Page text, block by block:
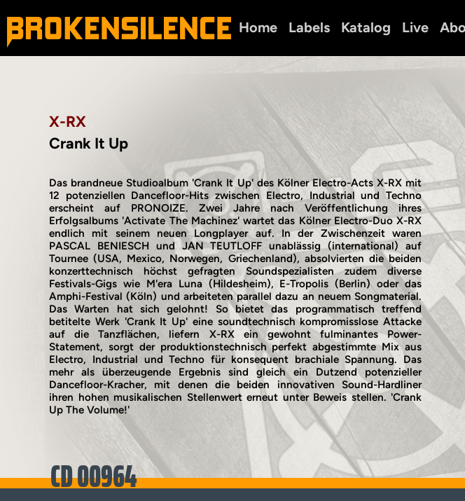
Home Labels Katalog Live
X-RX
Crank It Up
Das brandneue Studioalbum 'Crank It Up' des Kölner Electro-Acts X-RX mit
12 potenziellen Dancefloor-Hits zwischen Electro, Industrial und Techno
erscheint auf PRONOIZE. Zwei Jahre nach Veröffentlichung ihres
Erfolgsalbums 'Activate The Machinez' wartet das Kölner Electro-Duo X-RX
endlich mit seinem neuen Longplayer auf. In der Zwischenzeit waren
PASCAL BENIESCH und JAN TEUTLOFF unablässig (international) auf
Tournee (USA, Mexico, Norwegen, Griechenland), absolvierten die beiden
konzerttechnisch höchst gefragten Soundspezialisten zudem diverse
Festivals-Gigs wie M'era Luna (Hildesheim), E-Tropolis (Berlin) oder das
Amphi-Festival (Köln) und arbeiteten parallel dazu an neuem Songmaterial.
Das Warten hat sich gelohnt! So bietet das programmatisch treffend
betitelte Werk 'Crank It Up' eine soundtechnisch kompromisslose Attacke
auf die Tanzflächen, liefern X-RX ein gewohnt fulminantes Power-
Statement, sorgt der produktionstechnisch perfekt abgestimmte Mix aus
Electro, Industrial und Techno für konsequent brachiale Spannung. Das
mehr als überzeugende Ergebnis sind gleich ein Dutzend potenzieller
Dancefloor-Kracher, mit denen die beiden innovativen Sound-Hardliner
ihren hohen musikalischen Stellenwert erneut unter Beweis stellen. 'Crank
Up The Volume!'
CD 00964